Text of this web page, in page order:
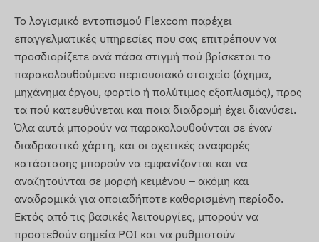
Ιορδανία, Καζακστάν, Κοσσυφοπέδιο, Κιργιζία,
Λετονία, Λιχτενστάιν, Λιθουανία, Λουξεμβούργο,
Μαλαισία, Μάλτα, Μεξικό, Μολδαβία, Μονακό,
Μογγολία, Μαυροβούνιο, Μονσεράτ, Ολλανδία,
Νέα Ζηλανδία, Βόρεια Μακεδονία, Νορβηγία,
Ομάν, Παλαιστίνη, Παραγουάη, Περού,
Φιλιππίνες, Πολωνία, Πορτογαλία, Ρουμανία,
Ρωσία, Άγιος Κιτς και Νέβις, Άγιος Λουκάς, Άγιος
Βικέντιος και Γρεναδίνες, Σερβία, Σλοβακία,
Σλοβενία, Νότια Αφρική, Ισπανία, Σρι Λάνκα,
Σουηδία, Ελβετία, Ταϊλάνδη, Τυνησία, Τουρκία,
Νήσοι Τερκς και Κάικος, Ουκρανία, Ηνωμένα
Αραβικά Εμιράτα, ΗΠΑ, Βιετνάμ, Χονγκ Κονγκ
Το λογισμικό εντοπισμού Flexcom παρέχει
επαγγελματικές υπηρεσίες που σας επιτρέπουν να
προσδιορίζετε ανά πάσα στιγμή πού βρίσκεται το
παρακολουθούμενο περιουσιακό στοιχείο (όχημα,
μηχάνημα έργου, φορτίο ή πολύτιμος εξοπλισμός), προς
τα πού κατευθύνεται και ποια διαδρομή έχει διανύσει.
Όλα αυτά μπορούν να παρακολουθούνται σε έναν
διαδραστικό χάρτη, και οι σχετικές αναφορές
κατάστασης μπορούν να εμφανίζονται και να
αναζητούνται σε μορφή κειμένου – ακόμη και
αναδρομικά για οποιαδήποτε καθορισμένη περίοδο.
Εκτός από τις βασικές λειτουργίες, μπορούν να
προστεθούν σημεία POI και να ρυθμιστούν